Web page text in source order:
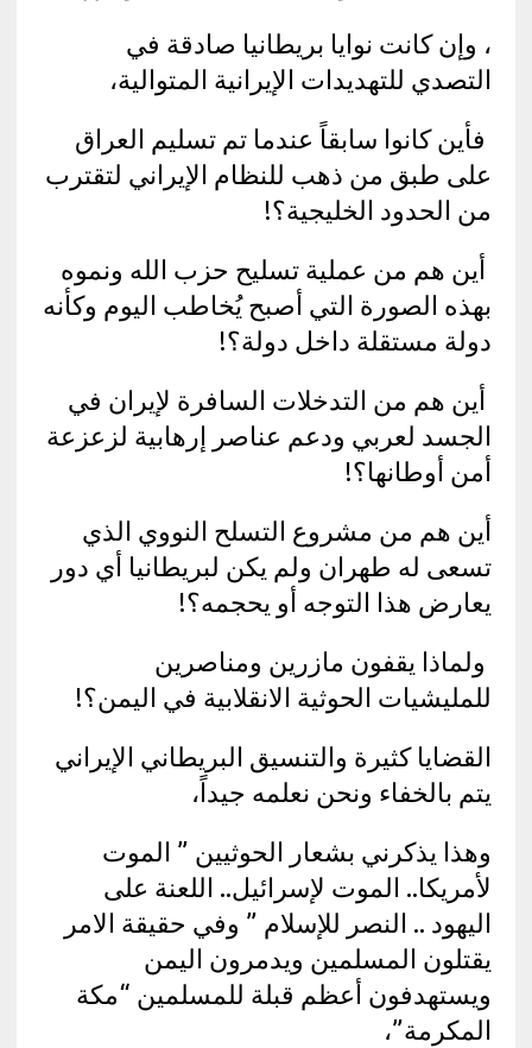
، وإن كانت نوايا بريطانيا صادقة في
التصدي للتهديدات الإيرانية المتوالية،
فأين كانوا سابقاً عندما تم تسليم العراق
على طبق من ذهب للنظام الإيراني لتقترب
من الحدود الخليجية؟!
أين هم من عملية تسليح حزب الله ونموه
بهذه الصورة التي أصبح يُخاطب اليوم وكأنه
دولة مستقلة داخل دولة؟!
أين هم من التدخلات السافرة لإيران في
الجسد لعربي ودعم عناصر إرهابية لزعزعة
أمن أوطانها؟!
أين هم من مشروع التسلح النووي الذي
تسعى له طهران ولم يكن لبريطانيا أي دور
يعارض هذا التوجه أو يحجمه؟!
ولماذا يقفون مازرين ومناصرين
للمليشيات الحوثية الانقلابية في اليمن؟!
القضايا كثيرة والتنسيق البريطاني الإيراني
يتم بالخفاء ونحن نعلمه جيداً،
وهذا يذكرني بشعار الحوثيين ” الموت
لأمريكا.. الموت لإسرائيل.. اللعنة على
اليهود .. النصر للإسلام ” وفي حقيقة الامر
يقتلون المسلمين ويدمرون اليمن
ويستهدفون أعظم قبلة للمسلمين “مكة
المكرمة”،